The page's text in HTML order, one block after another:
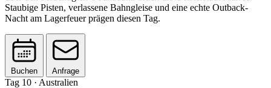
Staubige Pisten, verlassene Bahngleise und eine echte Outback-
Nacht am Lagerfeuer prägen diesen Tag.
Buchen Anfrage
Tag 10 · Australien